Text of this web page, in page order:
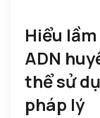
Hiểu
ADN
thể sử
pháp lý